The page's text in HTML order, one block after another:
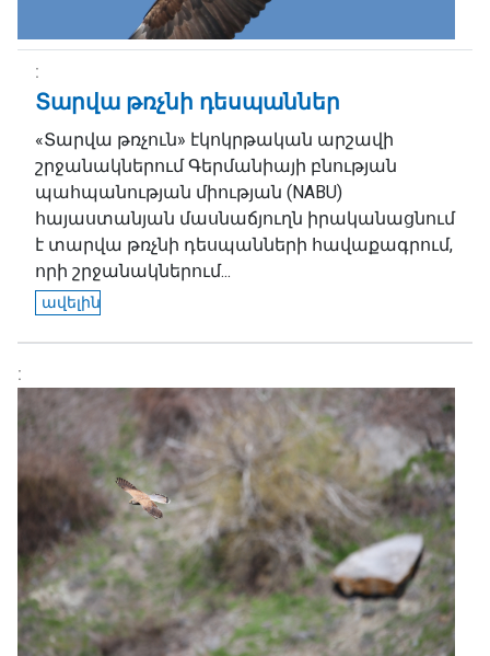
Տարվա թռչնի դեսպաններ
«Տարվա թռչուն» էկոկրթական արշավի
շրջանակներում Գերմանիայի բնության
պահպանության միության (NABU)
հայաստանյան մասնաճյուղն իրականացնում
է տարվա թռչնի դեսպանների հավաքագրում,
որի շրջանակներում...
ավելին